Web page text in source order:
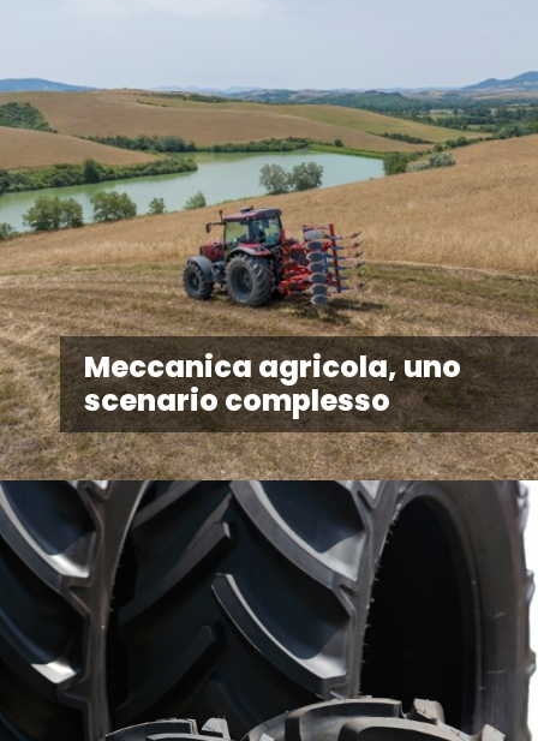
Meccanica agricola, uno
scenario complesso